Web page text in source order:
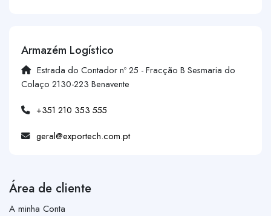
Armazém Logístico
Estrada do Contador nº 25 - Fracção B Sesmaria do
Colaço 2130-223 Benavente
+351 210 353 555
geral@exportech.com.pt
Área de cliente
A minha Conta